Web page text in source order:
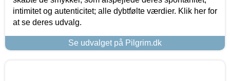
intimitet og autenticitet; alle dybtfølte værdier. Klik her for
at se deres udvalg.
Se udvalget på Pilgrim.dk